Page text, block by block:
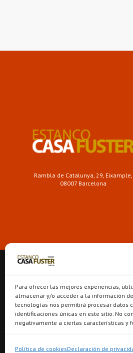
Para ofrecer las mejores experiencias,
almacenar y/o acceder a la información
tecnologías nos permitirá procesar datos
identificaciones únicas en este sitio. No
negativamente a ciertas características y
Política de cookiesDeclaración de
Rambla de Catalunya, 29, Eixample,
08007 Barcelona